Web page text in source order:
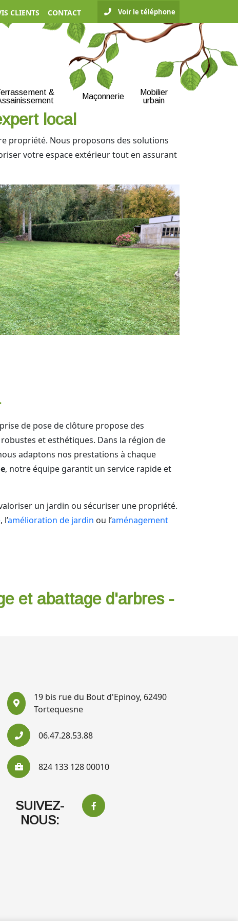
CLIENTS CONTACT Voir le téléphone
&
Maçonnerie
Mobilier
urbain
local
propriété. Nous proposons des solutions
votre espace extérieur tout en assurant
de pose de clôture propose des
et esthétiques. Dans la région de
adaptons nos prestations à chaque
, notre équipe garantit un service rapide et
un jardin ou sécuriser une propriété.
, l’amélioration de jardin ou l’aménagement
et abattage d'arbres -
19 bis rue du Bout d'Epinoy, 62490
Tortequesne
06.47.28.53.88
824 133 128 00010
SUIVEZ-
NOUS: